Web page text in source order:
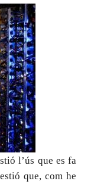
l’ús que es fa
que, com he